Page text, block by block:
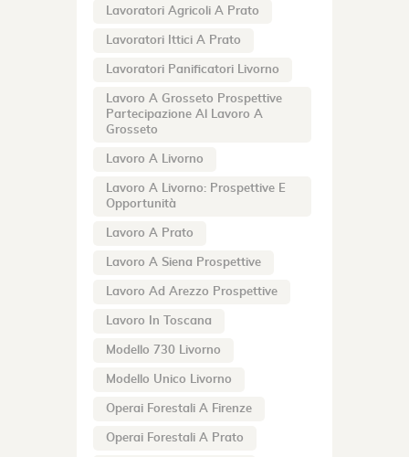
Lavoratori Agricoli A Prato
Lavoratori Ittici A Prato
Lavoratori Panificatori Livorno
Lavoro A Grosseto Prospettive
Partecipazione Al Lavoro A
Grosseto
Lavoro A Livorno
Lavoro A Livorno: Prospettive E
Opportunità
Lavoro A Prato
Lavoro A Siena Prospettive
Lavoro Ad Arezzo Prospettive
Lavoro In Toscana
Modello 730 Livorno
Modello Unico Livorno
Operai Forestali A Firenze
Operai Forestali A Prato